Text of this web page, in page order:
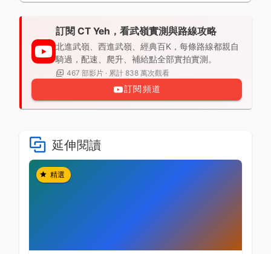
訂閱 CT Yeh，看武嶺實測與路線攻略
北進武嶺、西進武嶺、經典百K，每條路線都親自
騎過，配速、爬升、補給點全部實拍實測。
467 部影片 · 累計 838 萬次觀看
訂閱頻道
延伸閱讀
精選